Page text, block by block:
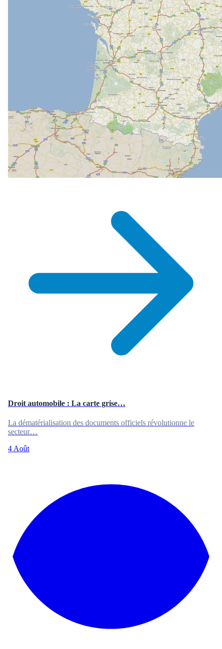
Droit automobile : La carte grise…
La dématérialisation des documents officiels révolutionne le
secteur…
4 Août